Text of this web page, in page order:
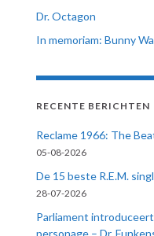
Dr. Octagon
In memoriam: Bunny
RECENTE BERICHTEN
Reclame 1966: The
05-08-2026
De 15 beste R.E.M.
28-07-2026
Parliament
personage – Dr.